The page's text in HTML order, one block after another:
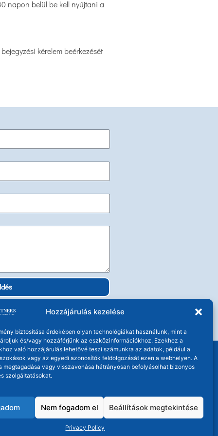
Hozzájárulás kezelése
biztosítása érdekében olyan technológiákat használunk, mint a
és/vagy hozzáférjünk az eszközinformációkhoz. Ezekhez a
való hozzájárulás lehetővé teszi számunkra az adatok, például a
vagy az egyedi azonosítók feldolgozását ezen a webhelyen. A
megtagadása vagy visszavonása hátrányosan befolyásolhat bizonyos
szolgáltatásokat.
Nem fogadom el Beállítások megtekintése
Privacy Policy
napon belül be kell nyújtani a
kérelem beérkezését